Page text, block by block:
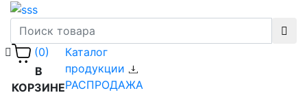
(0)
В
КОРЗИНЕ
Каталог
продукции
РАСПРОДАЖА